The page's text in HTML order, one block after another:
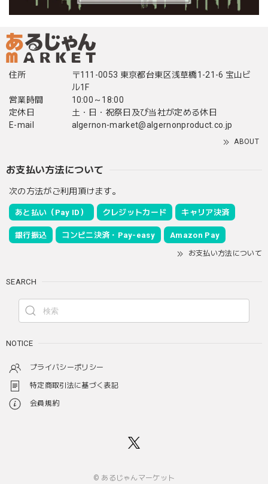
住所
〒111-0053 東京都台東区浅草橋1-21-6 宝山ビ
ル1F
営業時間
10:00～18:00
定休日
土・日・祝祭日及び当社が定める休日
E-mail
algernon-market@algernonproduct.co.jp
ABOUT
お支払い方法について
次の方法がご利用頂けます。
あと払い（Pay ID） クレジットカード キャリア決済
銀行振込 コンビニ決済・Pay-easy Amazon Pay
お支払い方法について
SEARCH
NOTICE
プライバシーポリシー
特定商取引法に基づく表記
会員規約
© あるじゃんマーケット